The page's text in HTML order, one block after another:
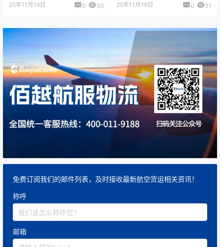
25年11月19日 0 30 25年11月19日 0 31
免费订阅我们的邮件列表，及时接收最新航空货运相关资讯！
称呼
邮箱